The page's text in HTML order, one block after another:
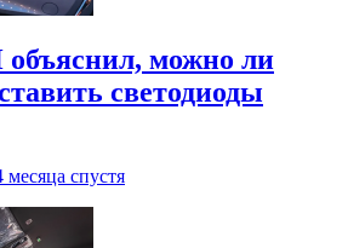
можно ли
светодиоды
месяца спустя